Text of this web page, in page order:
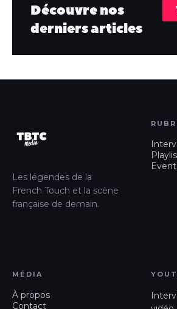
Découvre nos
derniers articles
Les légendes de la
French Touch et la scène
française de demain.
Event
MÉDIA
À propos
Contact